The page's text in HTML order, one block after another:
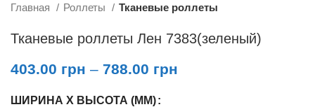
Главная Роллеты Тканевые роллеты
Тканевые роллеты Лен 7383(зеленый)
403.00 грн – 788.00 грн
ШИРИНА X ВЫСОТА (ММ)